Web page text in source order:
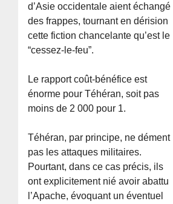
d’Asie occidentale aient échangé
des frappes, tournant en dérision
cette fiction chancelante qu’est le
“cessez-le-feu”.
Le rapport coût-bénéfice est
énorme pour Téhéran, soit pas
moins de 2 000 pour 1.
Téhéran, par principe, ne dément
pas les attaques militaires.
Pourtant, dans ce cas précis, ils
ont explicitement nié avoir abattu
l’Apache, évoquant un éventuel